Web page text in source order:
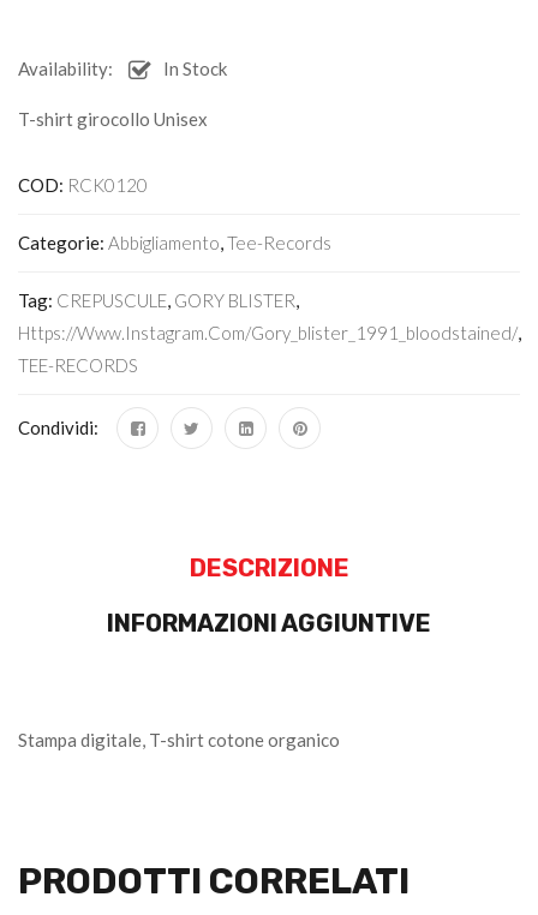
Availability: In Stock
T-shirt girocollo Unisex
COD: RCK0120
Categorie: Abbigliamento,Tee-Records
Tag: CREPUSCULE, GORY BLISTER,
Https://www.instagram.com/gory_blister_1991_bloodstained/,
TEE-RECORDS
Condividi:
DESCRIZIONE
INFORMAZIONI AGGIUNTIVE
Stampa digitale, T-shirt cotone organico
PRODOTTI CORRELATI